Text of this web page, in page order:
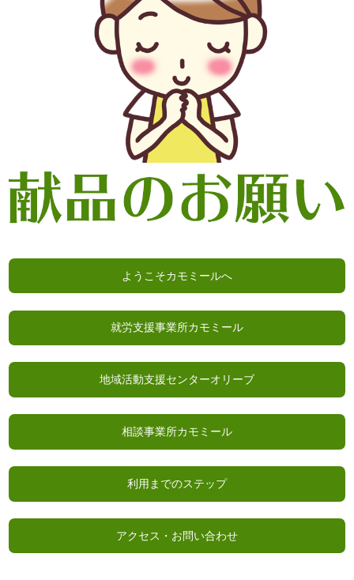
ようこそカモミールへ
就労支援事業所カモミール
地域活動支援センターオリーブ
相談事業所カモミール
利用までのステップ
アクセス・お問い合わせ